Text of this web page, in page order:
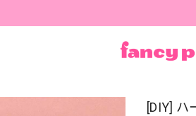
[DIY] ハ